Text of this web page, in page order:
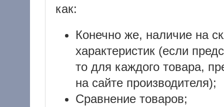
как:
Конечно же, наличие на
характеристик (если
то для каждого товара,
на сайте производителя);
Сравнение товаров;